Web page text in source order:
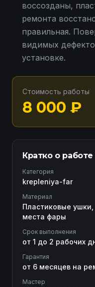
воссозданы,
ремонта
правильная.
видимых
установке.
Стоимость работы
8 000 ₽
Кратко о работе
Категория
krepleniya-far
Материал
Пластиковые
места фары
Срок выполнения
от 1 до 2 рабочих
Гарантия
от 6 месяцев на
Мастер